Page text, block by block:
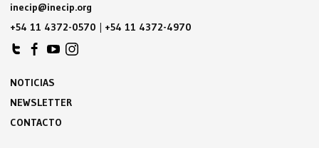
inecip@inecip.org
+54 11 4372-0570 | +54 11 4372-4970
NOTICIAS
NEWSLETTER
CONTACTO